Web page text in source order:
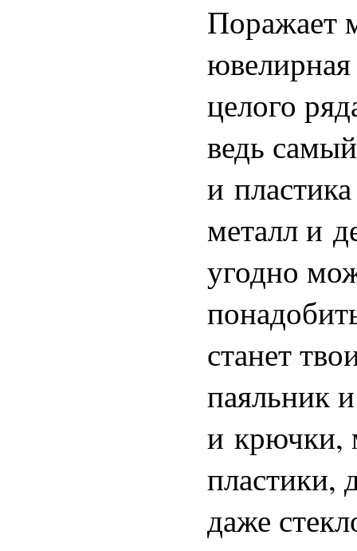
Поражает
ювелирная
целого
ведь
и
металл и
угодно
станет
паяльник
и крючки,
пластики,
даже